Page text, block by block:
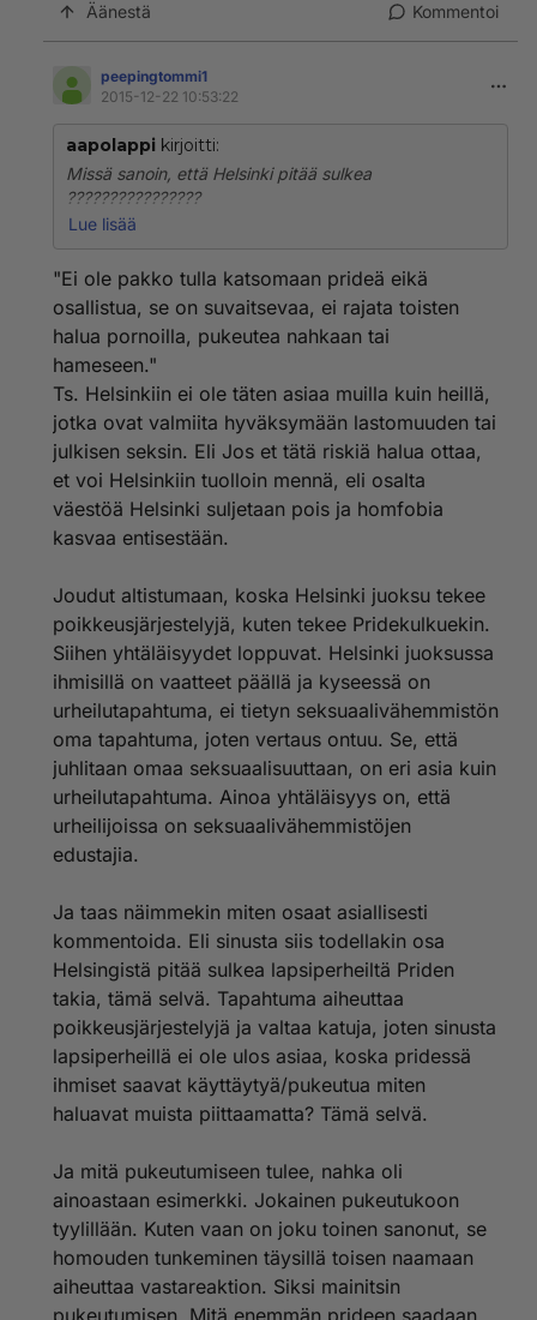
Äänestä Kommentoi
peepingtommi1
2015-12-22 10:53:22
aapolappi kirjoitti:
Missä sanoin, että Helsinki pitää sulkea
????????????????
Olet aika tyhmä, kun pitää väkisin vääntää vääräksi
En minäkään tule Suomen Helsinkiin katsomaan
Helsinki juoksua ja jos tulen käymään Helsingissä
samaan aikaan, onko minun sitten pakko altistua
urheilulajiin mistä en pidä vai onko Helsinki silloin
suljettu !? No osaan olla silloin kadulta pois, mutta
sinun lapiperheet eivät osaa koska ovat uteiaita
pridestä, ovat juuri sellaisia suvaitsemattomia ja
ahdasmielisiä kuten sinäkin, mutta silti on pakko olla
yleisönä kalu kovana ja pillu märkänä.
Tämäkö oli sitä pukeutukoon miten haluaa "Prideen
osallistuessa voisi ja pitäisi ottaa muutkin huomioon,
kuten esmes lapsiperheet, eli voi omaa käytöstään
alasti pomppiminen vaan on liikaa. Jos haluaa nahkaan
pukeutua niin siitä vaan! Hienoa, jos sitäkin puolta
tuodaan esiin sopivassa mittasuhteessa."
Suosit vain postauksessasi nahkaan pukeutumisen.
Kyllä minä osaan suunnata reittini sellaiseksi, etten näe
sellaista tapahtumaan josta en pidä, mutta osaavatko
lapsiperheet ? ja varmaankin juuri sille viikonlopulle he
voivat suunnata matkansa muualle ja onko pakko tulla
"tirkistelemään lasten" kanssa jos isiä ja äiskää hiukan
homottaa ;)
Suvaitsevainen ihminen pysyy poissa silloin kun on
pidä juoksujen katsomisesista, jossa urheilijat ovat
puolialasti mitä et suvainnut priden osallistujien olevan
"Karnevaalimeininki tuo väriä, mutta liian vähissä
kuteissa pomppiminen tai alasti pomppiminen vaan on
liikaa."
En myöskään missään sanonut, että muut pitää
altistaa pridelle ja mitä siinä tapahtuu.
ylivoimaisin homojen haukkuja suomi24:ssä ja
qruiserissa.
Lue lisää
"Ei ole pakko tulla katsomaan prideä eikä
osallistua, se on suvaitsevaa, ei rajata toisten
halua pornoilla, pukeutea nahkaan tai
hameseen."
Ts. Helsinkiin ei ole täten asiaa muilla kuin heillä,
jotka ovat valmiita hyväksymään lastomuuden tai
julkisen seksin. Eli Jos et tätä riskiä halua ottaa,
et voi Helsinkiin tuolloin mennä, eli osalta
väestöä Helsinki suljetaan pois ja homfobia
kasvaa entisestään.
Joudut altistumaan, koska Helsinki juoksu tekee
poikkeusjärjestelyjä, kuten tekee Pridekulkuekin.
Siihen yhtäläisyydet loppuvat. Helsinki juoksussa
ihmisillä on vaatteet päällä ja kyseessä on
urheilutapahtuma, ei tietyn seksuaalivähemmistön
oma tapahtuma, joten vertaus ontuu. Se, että
juhlitaan omaa seksuaalisuuttaan, on eri asia kuin
urheilutapahtuma. Ainoa yhtäläisyys on, että
urheilijoissa on seksuaalivähemmistöjen
edustajia.
Ja taas näimmekin miten osaat asiallisesti
kommentoida. Eli sinusta siis todellakin osa
Helsingistä pitää sulkea lapsiperheiltä Priden
takia, tämä selvä. Tapahtuma aiheuttaa
poikkeusjärjestelyjä ja valtaa katuja, joten sinusta
lapsiperheillä ei ole ulos asiaa, koska pridessä
ihmiset saavat käyttäytyä/pukeutua miten
haluavat muista piittaamatta? Tämä selvä.
Ja mitä pukeutumiseen tulee, nahka oli
ainoastaan esimerkki. Jokainen pukeutukoon
tyylillään. Kuten vaan on joku toinen sanonut, se
homouden tunkeminen täysillä toisen naamaan
aiheuttaa vastareaktion. Siksi mainitsin
pukeutumisen. Mitä enemmän prideen saadaan